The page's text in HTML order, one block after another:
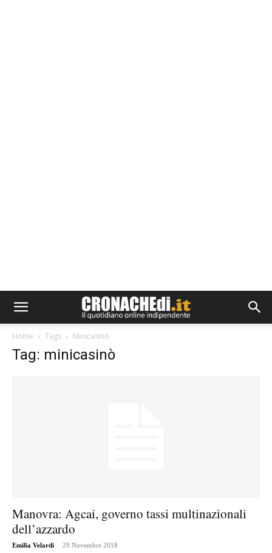
Home Tags Minicasinò
Tag: minicasinò
Manovra: Agcai, governo tassi multinazionali
dell’azzardo
Emilia Velardi - 29 Novembre 2018